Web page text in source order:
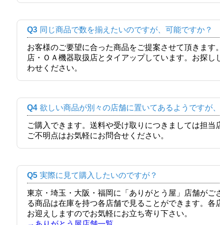
Q3 同じ商品で数を揃えたいのですが、可能ですか？
お客様のご要望に合った商品をご提案させて頂きま
店・ＯＡ機器取扱店とタイアップしています。お探
わせください。
Q4 欲しい商品が別々の店舗に置いてあるようですが
ご購入できます。送料や受け取りにつきましては担
ご不明点はお気軽にお問合せください。
Q5 実際に見て購入したいのですが？
東京・埼玉・大阪・福岡に「ありがとう屋」店舗が
る商品は在庫を持つ各店舗で見ることができます。
お迎えしますのでお気軽にお立ち寄り下さい。